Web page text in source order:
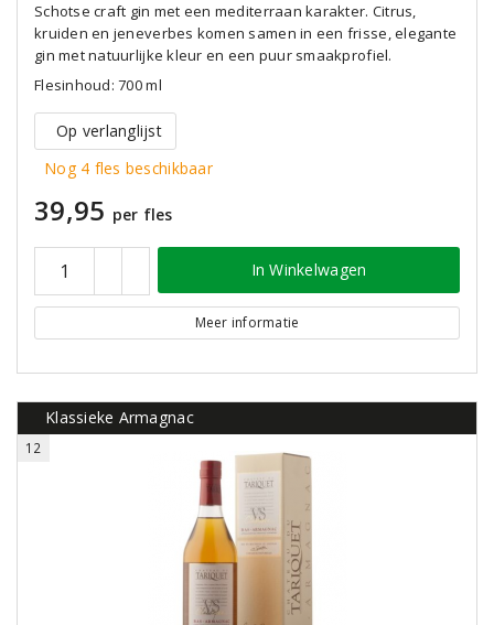
Schotse craft gin met een mediterraan karakter. Citrus,
kruiden en jeneverbes komen samen in een frisse, elegante
gin met natuurlijke kleur en een puur smaakprofiel.
Flesinhoud: 700 ml
Op verlanglijst
Nog 4 fles beschikbaar
39,95 per fles
In Winkelwagen
Meer informatie
Klassieke Armagnac
12